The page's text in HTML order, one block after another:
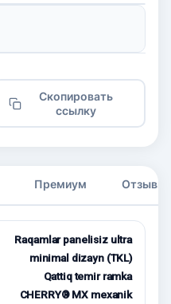
Скопировать
ссылку
Премиум Отзывы
Raqamlar panelisiz ultra
minimal dizayn (TKL)
Qattiq temir ramka
CHERRY® MX mexanik